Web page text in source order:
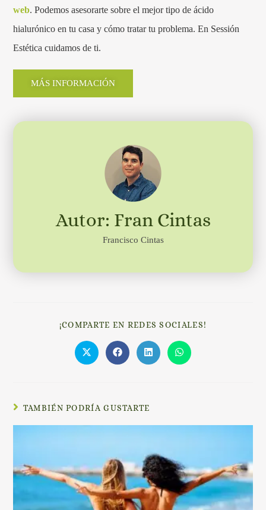
web. Podemos asesorarte sobre el mejor tipo de ácido
hialurónico en tu casa y cómo tratar tu problema. En Sessión
Estética cuidamos de ti.
MÁS INFORMACIÓN
Autor: Fran Cintas
Francisco Cintas
¡COMPARTE EN REDES SOCIALES!
TAMBIÉN PODRÍA GUSTARTE